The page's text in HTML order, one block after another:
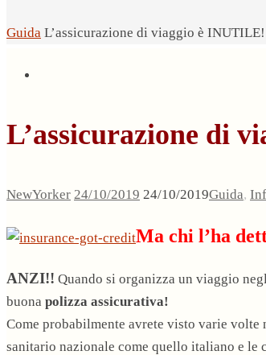
Home
Guida L’assicurazione di viaggio è INUTILE!
L’assicurazione di
NewYorker 24/10/2019 24/10/2019Guida,
Ma chi l’ha
ANZI!! Quando si organizza un viaggio
buona polizza assicurativa!
Come probabilmente avrete visto varie
sanitario nazionale come quello italiano e le